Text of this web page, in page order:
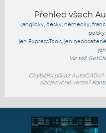
Přehled všech
(anglicky, česky, německy,
jen ExpressTools , jen neobsažené
jen
Viz též
Chybějící příkaz
cizojazyčné verze?